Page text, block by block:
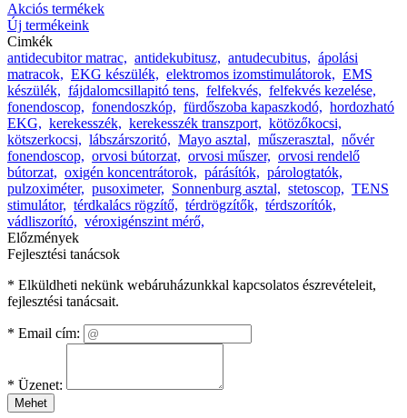
Akciós termékek
Új termékeink
Cimkék
antidecubitor matrac, antidekubitusz, antudecubitus, ápolási
matracok, EKG készülék, elektromos izomstimulátorok, EMS
készülék, fájdalomcsillapitó tens, felfekvés, felfekvés kezelése,
fonendoscop, fonendoszkóp, fürdőszoba kapaszkodó, hordozható
EKG, kerekesszék, kerekesszék transzport, kötözőkocsi,
kötszerkocsi, lábszárszoritó, Mayo asztal, műszerasztal, nővér
fonendoscop, orvosi bútorzat, orvosi műszer, orvosi rendelő
bútorzat, oxigén koncentrátorok, párásítók, párologtatók,
pulzoximéter, pusoximeter, Sonnenburg asztal, stetoscop, TENS
stimulátor, térdkalács rögzítő, térdrögzítők, térdszorítók,
vádliszorító, véroxigénszint mérő,
Előzmények
Fejlesztési tanácsok
* Elküldheti nekünk webáruházunkkal kapcsolatos észrevételeit,
fejlesztési tanácsait.
* Email cím:
* Üzenet:
Mehet